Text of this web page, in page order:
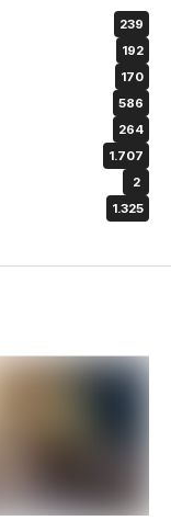
239
192
170
586
264
1.707
2
1.325